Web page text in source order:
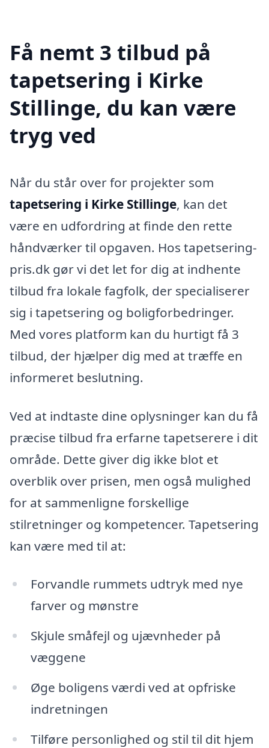
Få nemt 3 tilbud på
tapetsering i Kirke
Stillinge, du kan være
tryg ved
Når du står over for projekter som
tapetsering i Kirke Stillinge, kan det
være en udfordring at finde den rette
håndværker til opgaven. Hos tapetsering-
pris.dk gør vi det let for dig at indhente
tilbud fra lokale fagfolk, der specialiserer
sig i tapetsering og boligforbedringer.
Med vores platform kan du hurtigt få 3
tilbud, der hjælper dig med at træffe en
informeret beslutning.
Ved at indtaste dine oplysninger kan du få
præcise tilbud fra erfarne tapetserere i dit
område. Dette giver dig ikke blot et
overblik over prisen, men også mulighed
for at sammenligne forskellige
stilretninger og kompetencer. Tapetsering
kan være med til at:
Forvandle rummets udtryk med nye
farver og mønstre
Skjule småfejl og ujævnheder på
væggene
Øge boligens værdi ved at opfriske
indretningen
Tilføre personlighed og stil til dit hjem